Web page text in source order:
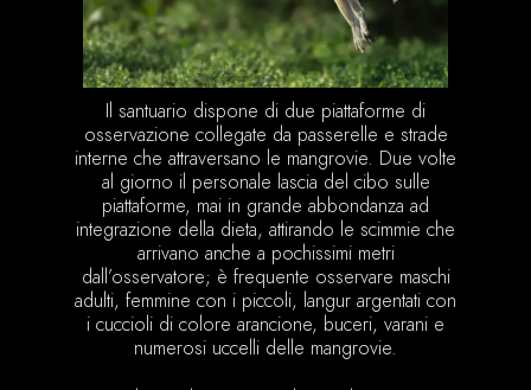
Il santuario dispone di due piattaforme di
osservazione collegate da passerelle e strade
interne che attraversano le mangrovie. Due volte
al giorno il personale lascia del cibo sulle
piattaforme, mai in grande abbondanza ad
integrazione della dieta, attirando le scimmie che
arrivano anche a pochissimi metri
dall’osservatore; è frequente osservare maschi
adulti, femmine con i piccoli, langur argentati con
i cuccioli di colore arancione, buceri, varani e
numerosi uccelli delle mangrovie.